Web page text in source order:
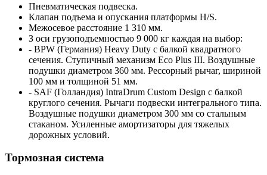
Пневматическая подвеска.
Клапан подъема и опускания платформы H/S.
Межосевое расстояние 1 310 мм.
З оси грузоподъемностью 9 000 кг каждая на выбор:
- BPW (Германия) Heavy Duty с балкой квадратного
сечения. Ступичный механизм Eco Plus III. Воздушные
подушки диаметром 360 мм. Рессорный рычаг, шириной
100 мм и толщиной 51 мм.
- SAF (Голландия) IntraDrum Custom Design с балкой
круглого сечения. Рычаги подвески интегрального типа.
Воздушные подушки диаметром 300 мм со стальным
стаканом. Усиленные амортизаторы для тяжелых
дорожных условий.
Тормозная система